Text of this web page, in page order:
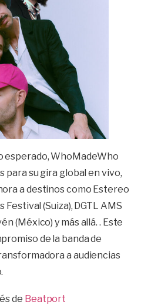
esperado, WhoMadeWho
para su gira global en vivo,
a destinos como Estereo
Festival (Suiza), DGTL AMS
(México) y más allá. . Este
de la banda de
a audiencias
de Beatport